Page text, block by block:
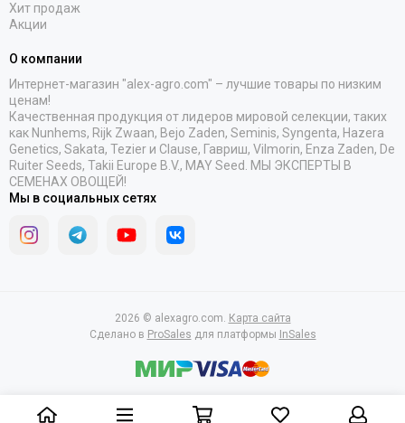
Хит продаж
Акции
О компании
Интернет-магазин "alex-agro.com" – лучшие товары по низким
ценам!
Качественная продукция от лидеров мировой селекции, таких
как Nunhems, Rijk Zwaan, Bejo Zaden, Seminis, Syngenta, Hazera
Genetics, Sakata, Tezier и Clause, Гавриш, Vilmorin, Enza Zaden, De
Ruiter Seeds, Takii Europe B.V., MAY Seed. МЫ ЭКСПЕРТЫ В
СЕМЕНАХ ОВОЩЕЙ!
Мы в социальных сетях
2026 © alexagro.com. Карта сайта
Сделано в ProSales для платформы InSales